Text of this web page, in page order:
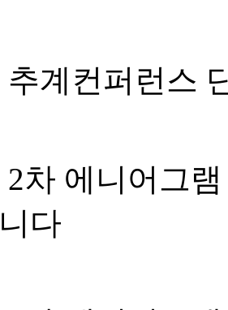
추계컨퍼런스
2차 에니어그
다